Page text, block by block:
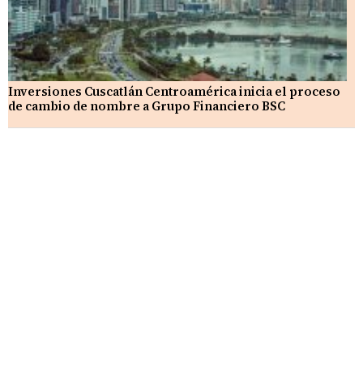
Inversiones Cuscatlán Centroamérica inicia el proceso
de cambio de nombre a Grupo Financiero BSC